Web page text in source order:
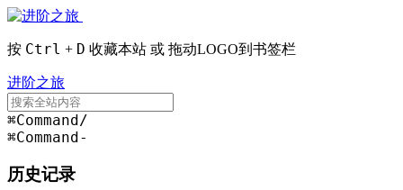
按 Ctrl + D 收藏本站 或 拖动LOGO到书签栏
进阶之旅
⌘Command/
⌘Command-
历史记录